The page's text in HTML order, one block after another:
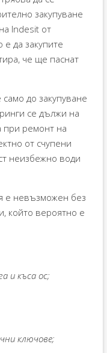
закупуване
Indesit от
да закупите
че ще паснат
до закупуване
се дължи на
при ремонт на
от счупени
неизбежно води
е невъзможен без
който вероятно е
и къса ос;
ключове;